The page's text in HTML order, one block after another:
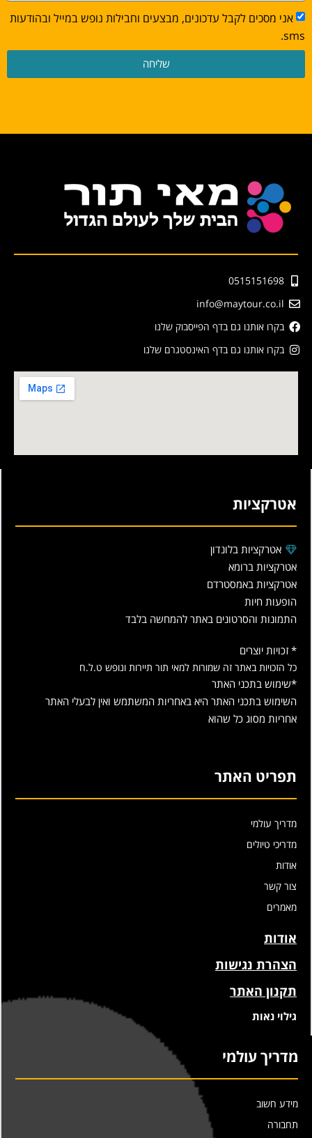
אני מסכים לקבל עדכונים, מבצעים וחבילות נופש במייל ובהודעות
sms.
שליחה
0515151698
info@maytour.co.il
בקרו אותנו גם בדף הפייסבוק שלנו
בקרו אותנו גם בדף האינסטגרם שלנו
אטרקציות
אטרקציות בלונדון
אטרקציות ברומא
אטרקציות באמסטרדם
הופעות חיות
התמונות והסרטונים באתר להמחשה בלבד
* זכויות יוצרים
כל הזכויות באתר זה שמורות למאי תור תיירות ונופש ט.ל.ח
*שימוש בתכני האתר
השימוש בתכני האתר היא באחריות המשתמש ואין לבעלי האתר
אחריות מסוג כל שהוא
תפריט האתר
מדריך עולמי
מדריכי טיולים
אודות
צור קשר
מאמרים
אודות
הצהרת נגישות
תקנון האתר
גילוי נאות
מדריך עולמי
מידע חשוב
תחבורה